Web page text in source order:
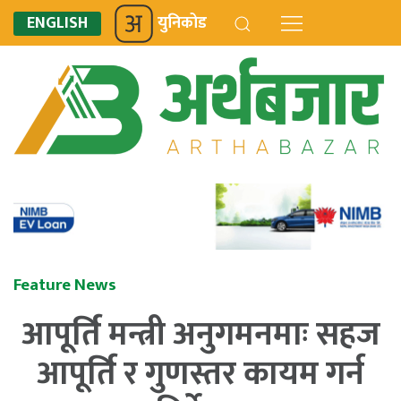
ENGLISH युनिकोड
Feature News
आपूर्ति मन्त्री अनुगमनमाः सहज
आपूर्ति र गुणस्तर कायम गर्न